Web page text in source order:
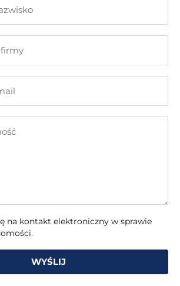
na kontakt elektroniczny w sprawie
WYŚLIJ